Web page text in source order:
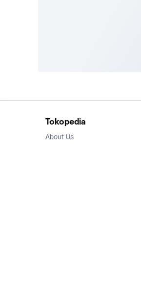
Tokopedia
About Us